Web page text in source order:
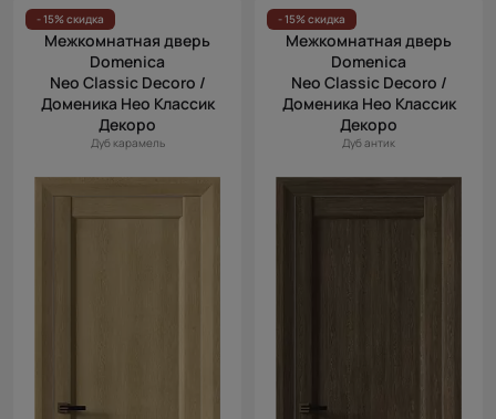
- 15% скидка
Межкомнатная дверь
Domenica
Neo Classic Decoro /
Доменика Нео Классик
Декоро
Дуб карамель
- 15% скидка
Межкомнатная дверь
Domenica
Neo Classic Decoro /
Доменика Нео Классик
Декоро
Дуб антик